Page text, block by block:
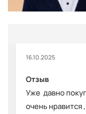
16.10.2025
Отзыв
Уже давно
очень нравится